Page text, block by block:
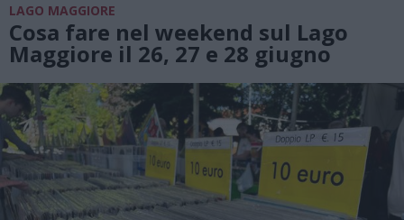
LAGO MAGGIORE
Cosa fare nel weekend sul Lago
Maggiore il 26, 27 e 28 giugno